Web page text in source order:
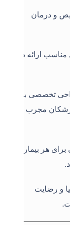
و درمان
ارائه دهد،
تخصصی با
مجرب
هر بیمار،
و رضایت